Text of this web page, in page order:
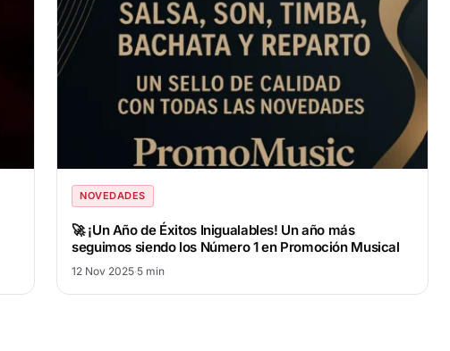
NOVEDADES
🚀 ¡Un Año de Éxitos Inigualables! Un año más
seguimos siendo los Número 1 en Promoción Musical
12 Nov 2025·5 min